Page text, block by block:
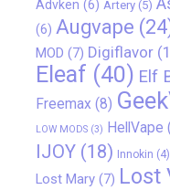
Advken (6) Artery (5)
(6) Augvape
MOD (7) Digiflavor
Eleaf (40) Elf
Freemax (8)
LOW MODS (3) HellVape
IJOY (18) Innokin (4)
Lost Mary (7) Lost